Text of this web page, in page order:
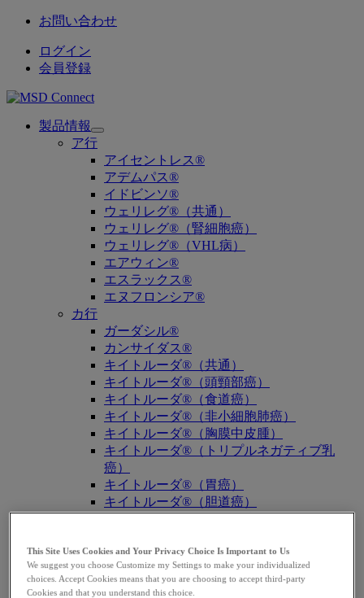
お問い合わせ
ログイン
会員登録
製品情報
Open
submenu
ア行
アイセントレス®
アデムパス®
イドビンソ®
ウェリレグ®（共通）
ウェリレグ®（腎細胞癌）
ウェリレグ®（VHL病）
エアウィン®
エスラックス®
エヌフロンシア®
カ行
ガーダシル®
カンサイダス®
キイトルーダ®（共通）
キイトルーダ®（頭頸部癌）
キイトルーダ®（食道癌）
キイトルーダ®（非小細胞肺癌）
キイトルーダ®（胸膜中皮腫）
キイトルーダ®（トリプルネガティブ乳
癌）
キイトルーダ®（胃癌）
キイトルーダ®（胆道癌）
キイトルーダ®（腎細胞癌）
キイトルーダ®（子宮体癌）
キイトルーダ®（子宮頸癌）
キイトルーダ®（悪性黒色腫）
This Site Uses Cookies and Your Privacy Choice Is Important to Us
We suggest you choose Customize my Settings to make your individualized
choices. Accept Cookies means that you are choosing to accept third-party
Cookies and that you understand this choice.